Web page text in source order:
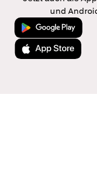
und
Jetzt bei Google
Laden im App Store